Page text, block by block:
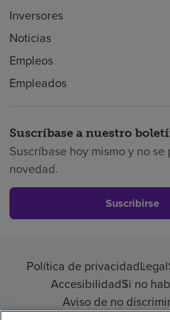
Inversores
Noticias
Empleos
Empleados
Suscríbase a nuestro
Suscríbase hoy mismo y no
novedad.
Suscribirse
Política de privacidadLegal
AccesibilidadSi no
Aviso de no